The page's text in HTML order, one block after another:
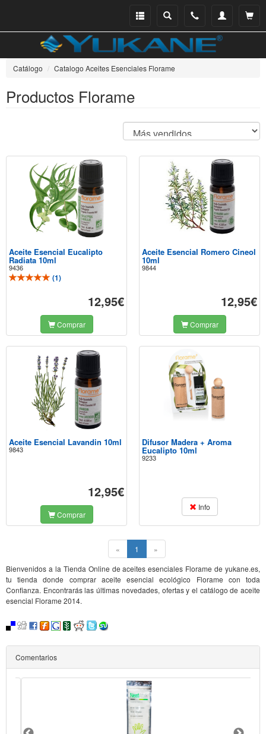
Ver
Mi
Teléfono
Buscar
Menu
Catálogo Catalogo Aceites Esenciales Florame
Productos Florame
Aceite Esencial Eucalipto
Radiata 10ml
9436
(1)
12,95€
Comprar
Aceite Esencial Romero Cineol
10ml
9844
12,95€
Comprar
Aceite Esencial Lavandin 10ml
9843
12,95€
Comprar
Difusor Madera + Aroma
Eucalipto 10ml
9233
Info
« 1 (current)
»
Bienvenidos a la Tienda Online de aceites esenciales Florame de yukane.es,
tu tienda donde comprar aceite esencial ecológico Florame con toda
Confianza. Encontrarás las últimas novedades, ofertas y el catálogo de aceite
esencial Florame 2014.
Comentarios